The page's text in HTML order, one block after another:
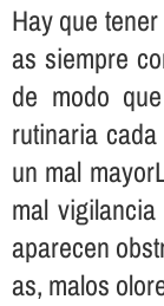
Hay que
as siempre
de modo
rutinaria
un mal
mal
aparecen
as, malos